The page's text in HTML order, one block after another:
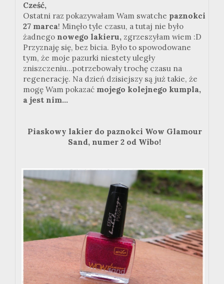
Cześć,
Ostatni raz pokazywałam Wam swatche paznokci
27 marca! Minęło tyle czasu, a tutaj nie było
żadnego nowego lakieru, zgrzeszyłam wiem :D
Przyznaję się, bez bicia. Było to spowodowane
tym, że moje pazurki niestety uległy
zniszczeniu...potrzebowały trochę czasu na
regenerację. Na dzień dzisiejszy są już takie, że
mogę Wam pokazać mojego kolejnego kumpla,
a jest nim...
Piaskowy lakier do paznokci Wow Glamour
Sand, numer 2 od Wibo!